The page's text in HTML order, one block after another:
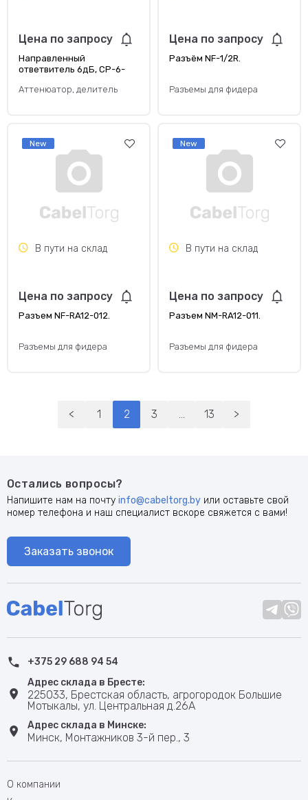
Цена по запросу
Направленный
ответвитель 6дБ, CP-6-
Аттенюатор, делитель
Цена по запросу
Разъём NF-1/2R.
Разъемы для фидера
New
В пути на склад
Цена по запросу
Разъем NF-RA12-012.
Разъемы для фидера
New
В пути на склад
Цена по запросу
Разъем NM-RA12-011.
Разъемы для фидера
< 1 2 3 ... 13 >
Остались вопросы?
Напишите нам на почту info@cabeltorg.by или оставьте свой
номер телефона и наш специалист вскоре свяжется с вами!
Заказать звонок
+375 29 688 94 54
Адрес склада в Бресте:
225033, Брестская область, агрогородок Большие
Мотыкалы, ул. Центральная д.26А
Адрес склада в Минске:
Минск, Монтажников 3-й пер., 3
О компании